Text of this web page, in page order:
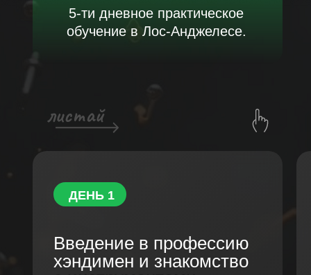
5-ти дневное практическое
обучение в Лос-Анджелесе.
Введение в профессию
хэндимен и знакомство
ДЕНЬ 1